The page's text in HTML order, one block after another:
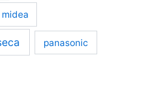
midea
panasonic